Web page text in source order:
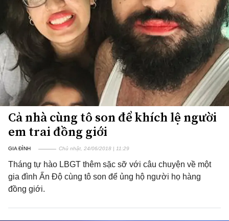
Cả nhà cùng tô son để khích lệ người
em trai đồng giới
GIA ĐÌNH Chủ nhật, 24/06/2018 | 11:29
Tháng tự hào LBGT thêm sặc sỡ với câu chuyện về một
gia đình Ấn Độ cùng tô son để ủng hộ người họ hàng
đồng giới.